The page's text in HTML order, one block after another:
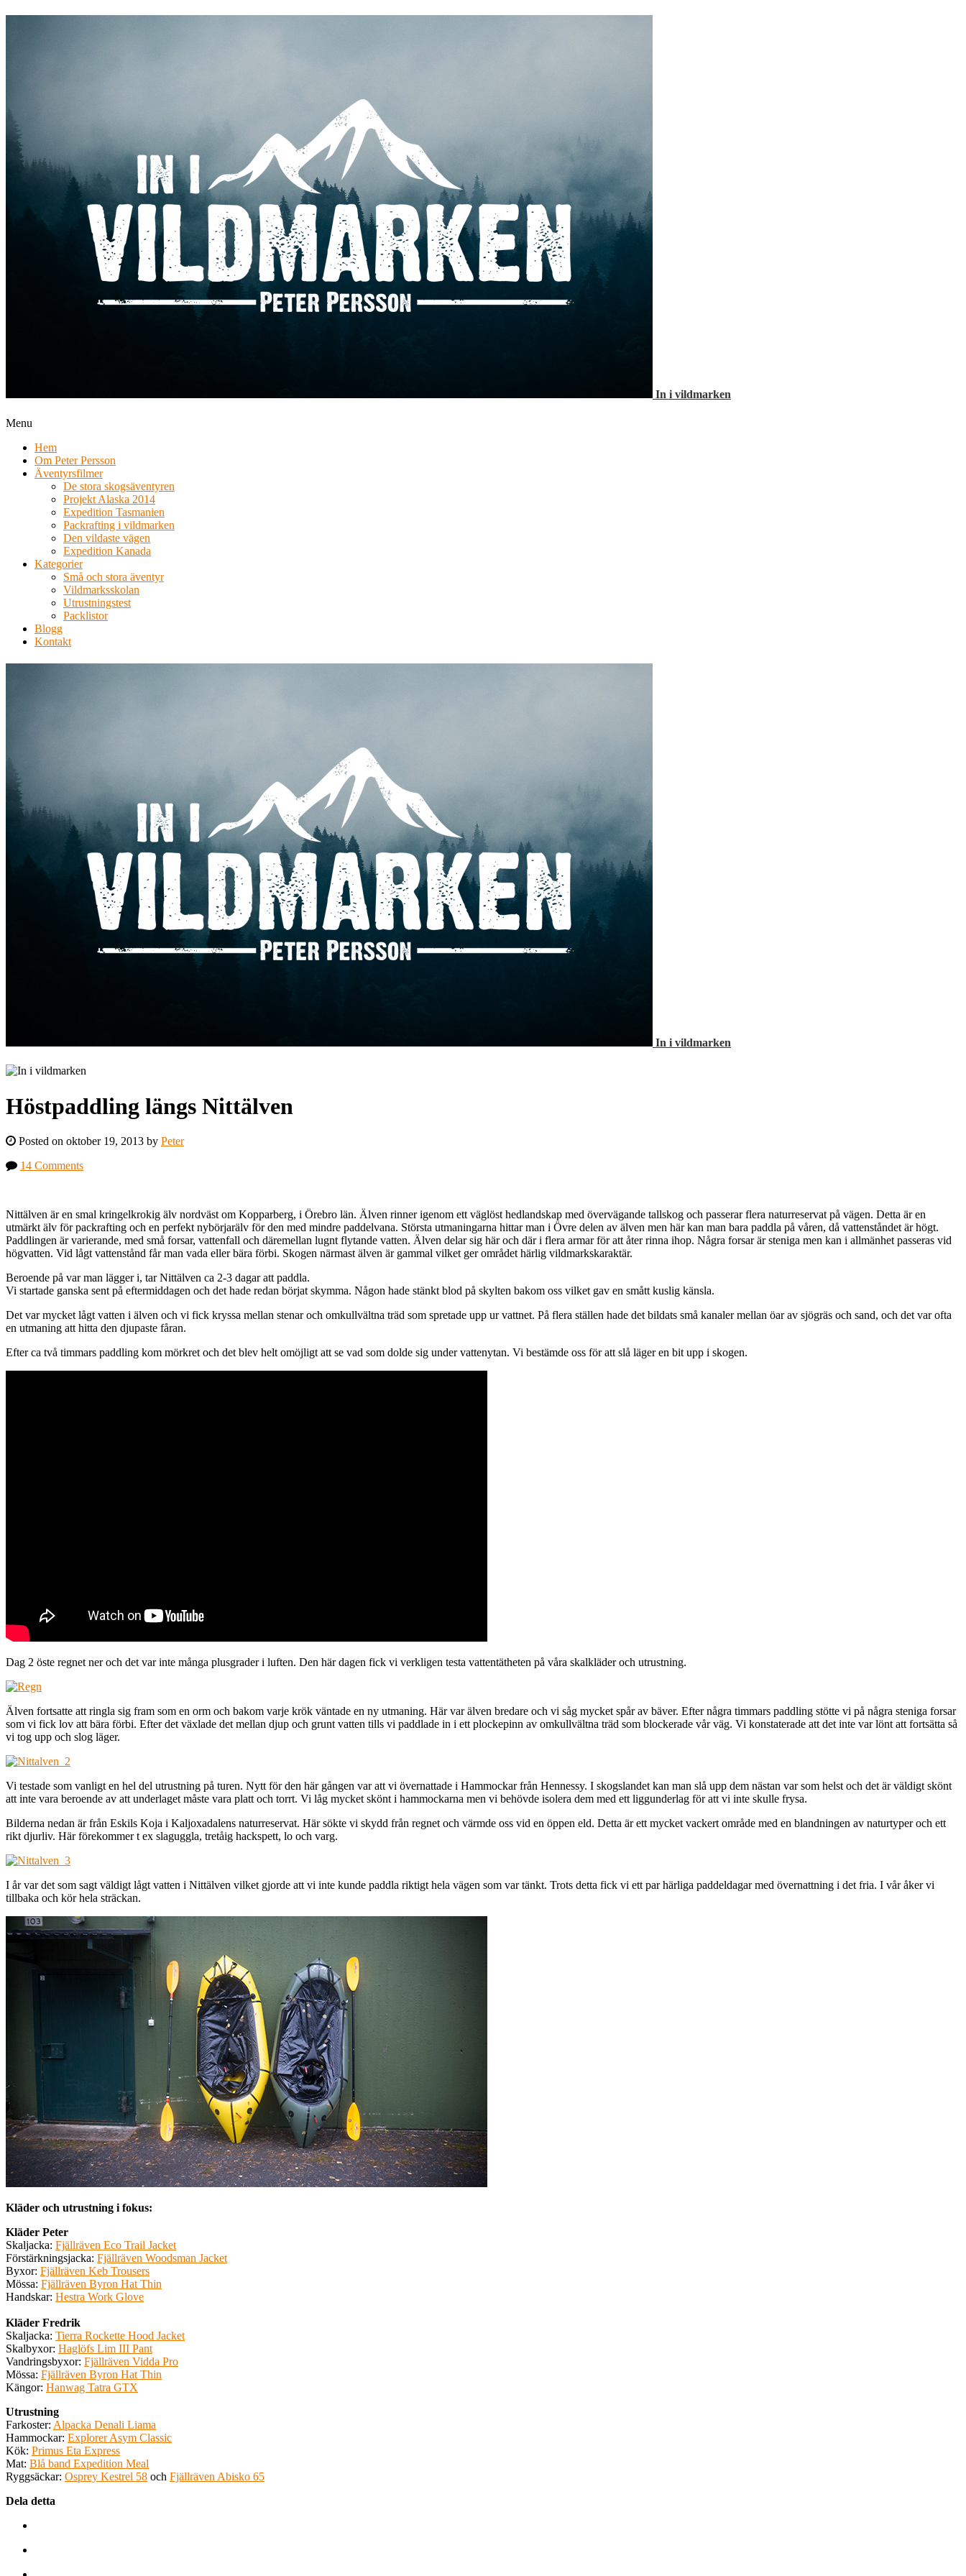
In i vildmarken
Menu
Hem
Om Peter Persson
Äventyrsfilmer
De stora skogsäventyren
Projekt Alaska 2014
Expedition Tasmanien
Packrafting i vildmarken
Den vildaste vägen
Expedition Kanada
Kategorier
Små och stora äventyr
Vildmarksskolan
Utrustningstest
Packlistor
Blogg
Kontakt
In i vildmarken
Höstpaddling längs Nittälven
Posted on oktober 19, 2013 by Peter
14 Comments
Nittälven är en smal kringelkrokig älv nordväst om Kopparberg, i Örebro län. Älven rinner igenom ett väglöst hedlandskap med övervägande tallskog och passerar flera naturreservat på vägen. Detta är en
utmärkt älv för packrafting och en perfekt nybörjarälv för den med mindre paddelvana. Största utmaningarna hittar man i Övre delen av älven men här kan man bara paddla på våren, då vattenståndet är högt.
Paddlingen är varierande, med små forsar, vattenfall och däremellan lugnt flytande vatten. Älven delar sig här och där i flera armar för att åter rinna ihop. Några forsar är steniga men kan i allmänhet passeras vid
högvatten. Vid lågt vattenstånd får man vada eller bära förbi. Skogen närmast älven är gammal vilket ger området härlig vildmarkskaraktär.
Beroende på var man lägger i, tar Nittälven ca 2-3 dagar att paddla.
Vi startade ganska sent på eftermiddagen och det hade redan börjat skymma. Någon hade stänkt blod på skylten bakom oss vilket gav en smått kuslig känsla.
Det var mycket lågt vatten i älven och vi fick kryssa mellan stenar och omkullvältna träd som spretade upp ur vattnet. På flera ställen hade det bildats små kanaler mellan öar av sjögräs och sand, och det var ofta
en utmaning att hitta den djupaste fåran.
Efter ca två timmars paddling kom mörkret och det blev helt omöjligt att se vad som dolde sig under vattenytan. Vi bestämde oss för att slå läger en bit upp i skogen.
Dag 2 öste regnet ner och det var inte många plusgrader i luften. Den här dagen fick vi verkligen testa vattentätheten på våra skalkläder och utrustning.
Älven fortsatte att ringla sig fram som en orm och bakom varje krök väntade en ny utmaning. Här var älven bredare och vi såg mycket spår av bäver. Efter några timmars paddling stötte vi på några steniga forsar
som vi fick lov att bära förbi. Efter det växlade det mellan djup och grunt vatten tills vi paddlade in i ett plockepinn av omkullvältna träd som blockerade vår väg. Vi konstaterade att det inte var lönt att fortsätta så
vi tog upp och slog läger.
Vi testade som vanligt en hel del utrustning på turen. Nytt för den här gången var att vi övernattade i Hammockar från Hennessy. I skogslandet kan man slå upp dem nästan var som helst och det är väldigt skönt
att inte vara beroende av att underlaget måste vara platt och torrt. Vi låg mycket skönt i hammockarna men vi behövde isolera dem med ett liggunderlag för att vi inte skulle frysa.
Bilderna nedan är från Eskils Koja i Kaljoxadalens naturreservat. Här sökte vi skydd från regnet och värmde oss vid en öppen eld. Detta är ett mycket vackert område med en blandningen av naturtyper och ett
rikt djurliv. Här förekommer t ex slaguggla, tretåig hackspett, lo och varg.
I år var det som sagt väldigt lågt vatten i Nittälven vilket gjorde att vi inte kunde paddla riktigt hela vägen som var tänkt. Trots detta fick vi ett par härliga paddeldagar med övernattning i det fria. I vår åker vi
tillbaka och kör hela sträckan.
Kläder och utrustning i fokus:
Kläder Peter
Skaljacka: Fjällräven Eco Trail Jacket
Förstärkningsjacka: Fjällräven Woodsman Jacket
Byxor: Fjällräven Keb Trousers
Mössa: Fjällräven Byron Hat Thin
Handskar: Hestra Work Glove
Kläder Fredrik
Skaljacka: Tierra Rockette Hood Jacket
Skalbyxor: Haglöfs Lim III Pant
Vandringsbyxor: Fjällräven Vidda Pro
Mössa: Fjällräven Byron Hat Thin
Kängor: Hanwag Tatra GTX
Utrustning
Farkoster: Alpacka Denali Liama
Hammockar: Explorer Asym Classic
Kök: Primus Eta Express
Mat: Blå band Expedition Meal
Ryggsäckar: Osprey Kestrel 58 och Fjällräven Abisko 65
Dela detta